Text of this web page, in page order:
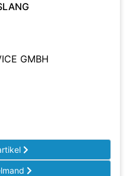
GMBH